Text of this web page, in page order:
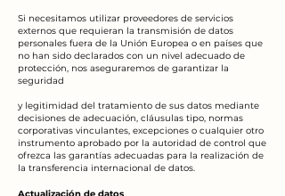
Si necesitamos utilizar proveedores de servicios
externos que requieran la transmisión de datos
personales fuera ​de ​la Unión Europea o en países que
no han sido declarados con un nivel adecuado de
protección, nos aseguraremos de garantizar la
seguridad
y legitimidad del tratamiento de sus datos mediante
decisiones de adecuación, cláusulas tipo, normas
corporativas vinculantes, excepciones o cualquier otro
instrumento aprobado por la autoridad de control que
ofrezca las garantías adecuadas para la realización de
la transferencia internacional de datos.